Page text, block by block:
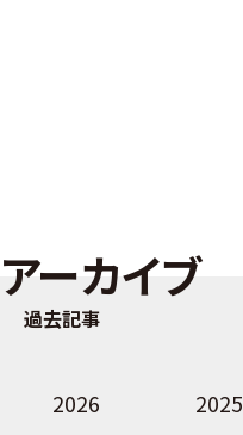
アーカイブ
過去記事
2026 2025